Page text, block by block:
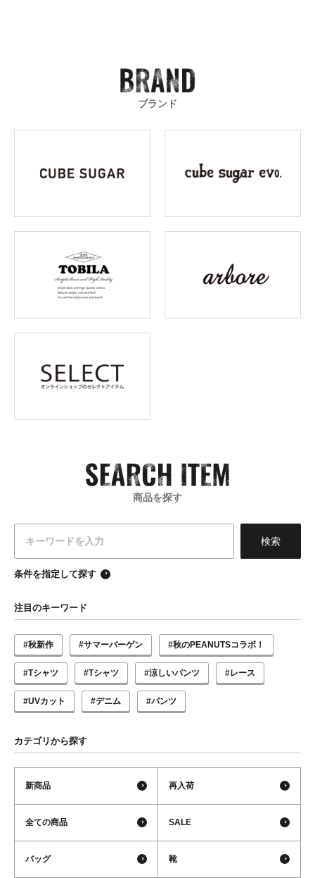
ブランド
商品を探す
条件を指定して探す
注目のキーワード
#秋新作 #サマーバーゲン #秋のPEANUTSコラボ！
#Tシャツ #Tシャツ #涼しいパンツ #レース
#UVカット #デニム #パンツ
カテゴリから探す
新商品 再入荷
全ての商品 SALE
バッグ 靴